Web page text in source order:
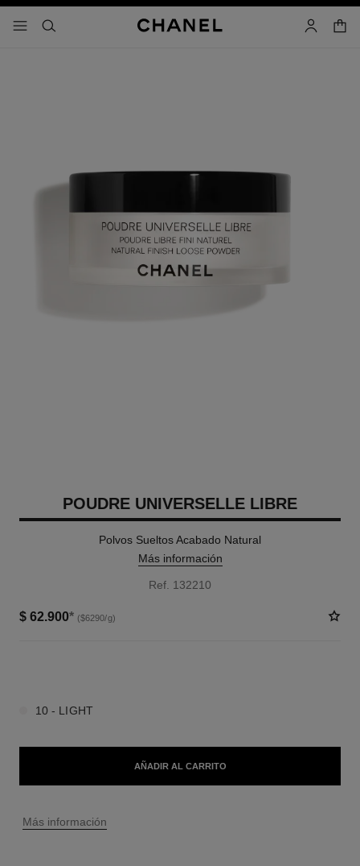
- navegación principal
buscar cuenta
POUDRE UNIVERSELLE LIBRE
Polvos Sueltos Acabado Natural
Más información
Ref. 132210
$ 62.900* ($6290/g)
10 - LIGHT
AÑADIR AL CARRITO
↩
Más información